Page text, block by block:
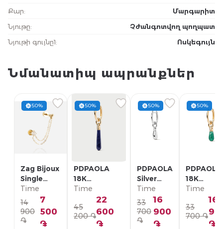
Քար:
Մարգարիտ
Նյութը:
Չժանգոտվող պողպատ
Նյութի գույնը1: Ոսկեգույն
Նմանատիպ ապրանքներ
50%
Zag Bijoux
Single
Earring/
SLA22993-
01WHT
Time
14
900
֏
7
500
֏
50%
PDPAOLA
18K
Позолоченная
Серебряная
Моно-серьга/
PG01-336-U
Time
45
200 ֏
22
600
֏
50%
PDPAOLA
Silver
Single
Earring/
PG02-
092-U
Time
33
700
֏
16
900
֏
50%
PDPAOLA
18K
Моно-
PG01-
Time
33
700 ֏
16
֏